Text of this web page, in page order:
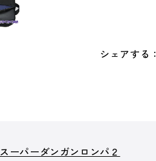
シェアする：
スーパーダンガンロンパ２